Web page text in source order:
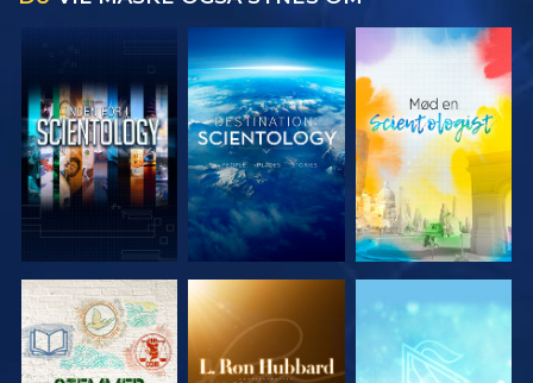
UDFORSK
SERIEN
UDFORSK
SERIEN
UDFORSK
SERIEN